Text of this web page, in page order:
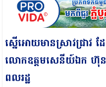
ស្នើអោយមានស្រាវជ្រាវ
លោកឧត្តមសេនីយ៍ឯក ហ៊ុន
ពលរដ្ឋ